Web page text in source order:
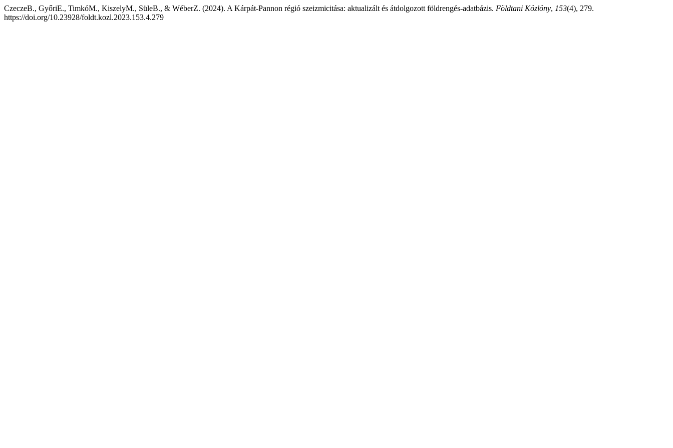
CzeczeB., GyőriE., TimkóM., KiszelyM., SüleB., & WéberZ. (2024). A Kárpát-Pannon régió szeizmicitása: aktualizált és átdolgozott földrengés-adatbázis. Földtani Közlöny, 153(4), 279.
https://doi.org/10.23928/foldt.kozl.2023.153.4.279